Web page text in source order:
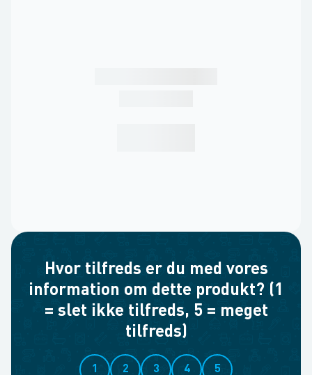
Hvor tilfreds er du med vores
information om dette produkt? (1
= slet ikke tilfreds, 5 = meget
tilfreds)
1 2 3 4 5